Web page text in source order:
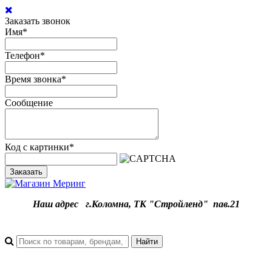
Заказать звонок
Имя*
Телефон*
Время звонка*
Сообщение
Код с картинки*
Заказать
Наш адресг.Коломна, ТК "Стройленд" пав.21